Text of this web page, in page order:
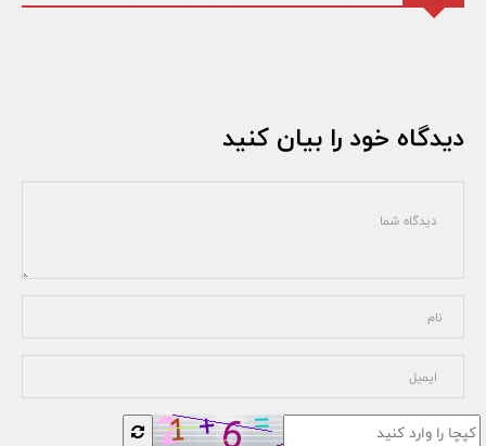
دیدگاه خود را بیان کنید